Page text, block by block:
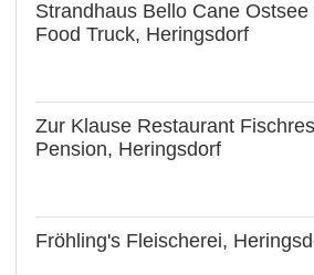
Strandhaus Bello Cane
Food Truck, Heringsdorf
Zur Klause Restaurant
Pension, Heringsdorf
Fröhling's Fleischerei,